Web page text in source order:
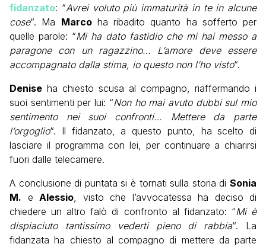
fidanzato: “Avrei voluto più immaturità in te in alcune
cose“. Ma Marcoha ribadito quanto ha sofferto per
quelle parole: “Mi ha dato fastidio che mi hai messo a
paragone con un ragazzino… L’amore deve essere
accompagnato dalla stima, io questo non l’ho visto“.
Denise ha chiesto scusa al compagno, riaffermando i
suoi sentimenti per lui: “Non ho mai avuto dubbi sul mio
sentimento nei suoi confronti… Mettere da parte
l’orgoglio“. Il fidanzato, a questo punto, ha scelto di
lasciare il programma con lei, per continuare a chiarirsi
fuori dalle telecamere.
A conclusione di puntata si è tornati sulla storia di Sonia
M. e Alessio , visto che l’avvocatessa ha deciso di
chiedere un altro falò di confronto al fidanzato: “Mi è
dispiaciuto tantissimo vederti pieno di rabbia“. La
fidanzata ha chiesto al compagno di mettere da parte